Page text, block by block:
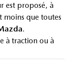
est proposé, à
moins que toutes
.
à traction ou à